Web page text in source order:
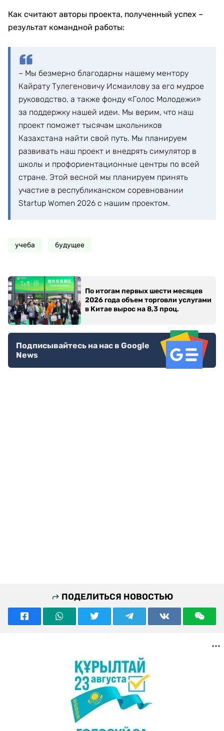
Как считают авторы проекта, полученный успех –
результат командной работы:
– Мы безмерно благодарны нашему ментору
Кайрату Тулегеновичу Исмаилову за его мудрое
руководство, а также фонду «Голос Молодежи»
за поддержку нашей идеи. Мы верим, что наш
проект поможет тысячам школьников
Казахстана найти свой путь. Мы планируем
развивать наш проект и внедрять симулятор в
школы и профориентационные центры по всей
стране. Этой весной мы планируем принять
участие в республиканском соревновании
Startup Women 2026 с нашим проектом.
учеба будущее
По итогам первых шести месяцев
2026 года объем торговли услугами
в Китае вырос на 8,3 проц.
Подписывайтесь на нас в Google
News
ПОДЕЛИТЬСЯ НОВОСТЬЮ